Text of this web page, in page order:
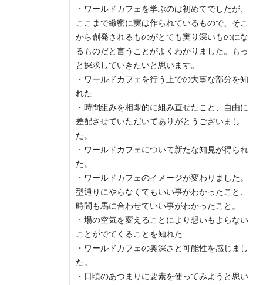
・ワールドカフェを学ぶのは初めてでしたが、
ここまで緻密に実は作られているもので、そこ
から創発されるものがとても実り深いものにな
るものだと言うことがよくわかりました。もっ
と探求していきたいと思います。
・ワールドカフェを行う上での大事な部分を知
れた
・時間組みを相即的に組み直せたこと、自由に
差配させていただいてありがとうございまし
た。
・ワールドカフェについて新たな知見が得られ
た。
・ワールドカフェのイメージが変わりました。
型通りにやらなくてもいい事がわかったこと、
時間も馬に合わせていい事がわかったこと。
・場の空気を変えることにより想いもよらない
ことがでてくることを知れた
・ワールドカフェの奥深さと可能性を感じまし
た。
・日頃のあつまりに要素を使ってみようと思い